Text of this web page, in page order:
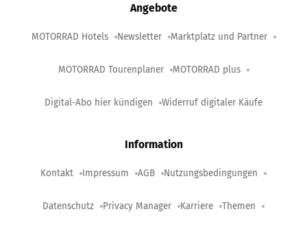
Angebote
MOTORRAD Hotels Newsletter Marktplatz und Partner
MOTORRAD Tourenplaner MOTORRAD plus
Digital-Abo hier kündigen Widerruf digitaler Käufe
Information
Kontakt Impressum AGB Nutzungsbedingungen
Datenschutz Privacy Manager Karriere Themen